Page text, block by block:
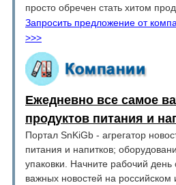
просто обречен стать хитом
Запросить предложение от
>>>
Ежедневно все самое
продуктов питания и
Портал SnKiGb - агрегатор
питания и напитков;
упаковки. Начните рабочий
важных новостей на